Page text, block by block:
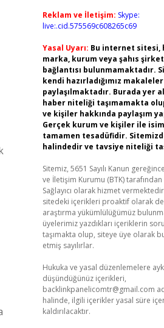
Reklam ve İletişim: Skype:
live:.cid.575569c608265c69
Yasal Uyarı: Bu internet sitesi,
marka, kurum veya şahıs
bağlantısı bulunmamaktadır.
kendi hazırladığımız makaleler
paylaşılmaktadır. Burada yer
haber niteliği taşımamakta
ve kişiler hakkında paylaşım
Gerçek kurum ve kişiler ile
tamamen tesadüfidir.
halindedir ve tavsiye niteliği
Sitemiz, 5651 Sayılı Kanun
ve İletişim Kurumu (BTK)
Sağlayıcı olarak hizmet
sitedeki içerikleri proaktif olarak
araştırma yükümlülüğümüz
üyelerimiz yazdıkları içeriklerin
taşımakta olup, siteye üye olarak
etmiş sayılırlar.
Hukuka ve yasal düzenlemelere
düşündüğünüz içerikleri,
backlinkpanelicomtr@gmail.com
halinde, ilgili içerikler yasal süre
kaldırılacaktır.